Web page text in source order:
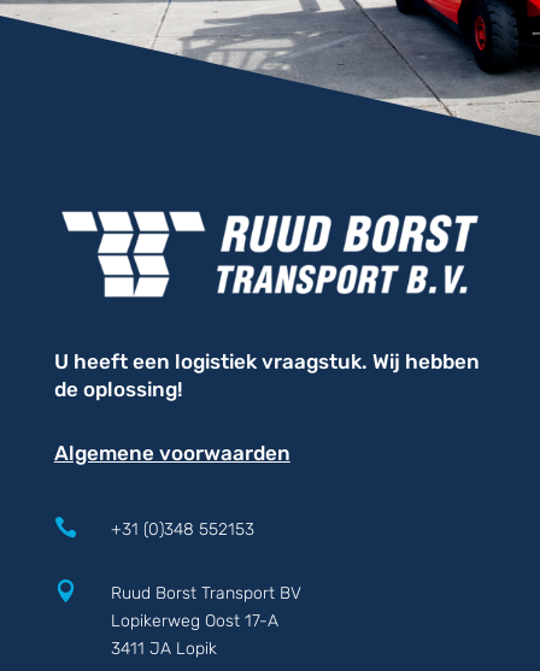
U heeft een logistiek vraagstuk. Wij hebben
de oplossing!
Algemene voorwaarden
 +31 (0)348 552153

Ruud Borst Transport BV
Lopikerweg Oost 17-A
3411 JA Lopik